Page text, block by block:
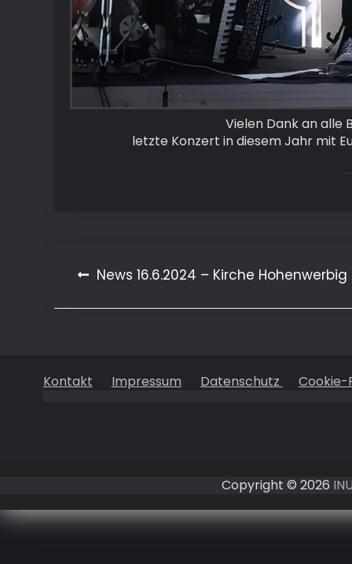
Vielen Dank an alle
letzte Konzert in diesem Jahr mit
Beitragsnavigation
News 16.6.2024 – Kirche Hohenwerbig
Kontakt Impressum Datenschutz Cookie-
Copyright © 2026